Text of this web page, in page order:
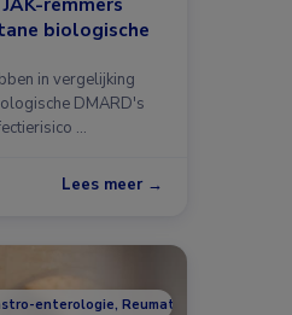
biologische
in vergelijking
DMARD's
…
Lees meer →
enterologie, Reumatologie